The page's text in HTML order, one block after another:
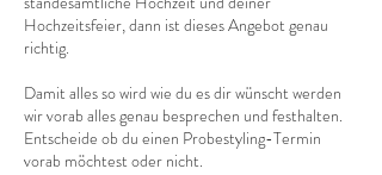
Hochzeitsfeier, dann ist dieses Angebot genau
richtig.
Damit alles so wird wie du es dir wünscht werden
wir vorab alles genau besprechen und festhalten.
Entscheide ob du einen Probestyling-Termin
vorab möchtest oder nicht.